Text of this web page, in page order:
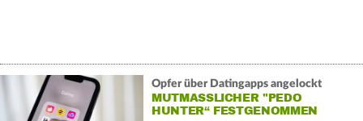
Opfer über Datingapps angelockt
MUTMASSLICHER "PEDO H
UNTER“ FESTGENOMMEN